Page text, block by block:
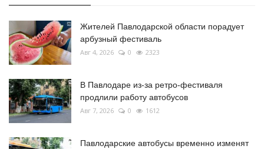
Жителей Павлодарской области порадует
арбузный фестиваль
Авг 4, 2026 0 2323
В Павлодаре из-за ретро-фестиваля
продлили работу автобусов
Авг 7, 2026 0 1612
Павлодарские автобусы временно изменят